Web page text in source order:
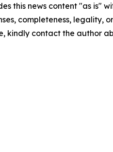
this news content "as is"
completeness, legality,
kindly contact the author